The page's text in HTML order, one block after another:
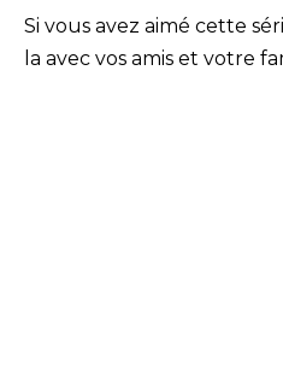
Si vous avez aimé cette
la avec vos amis et votre